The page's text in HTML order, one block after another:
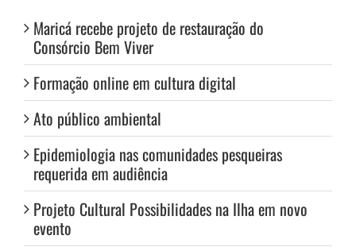
Maricá recebe projeto de restauração do
Consórcio Bem Viver
Formação online em cultura digital
Ato público ambiental
Epidemiologia nas comunidades pesqueiras
requerida em audiência
Projeto Cultural Possibilidades na Ilha em novo
evento